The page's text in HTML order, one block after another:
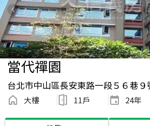
當代禪園
台北市中山區長安東路一段５６巷９
大樓 11戶 24年